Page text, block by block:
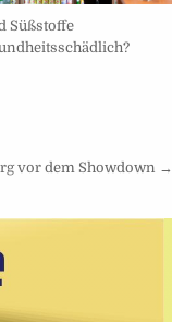
Süßstoffe
vor dem Showdown →